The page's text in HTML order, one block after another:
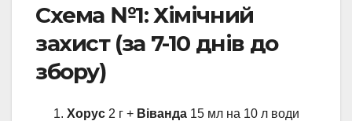
Схема №1: Хімічний
захист (за 7-10 днів до
збору)
Хорус 2 г + Віванда 15 мл на 10 л води